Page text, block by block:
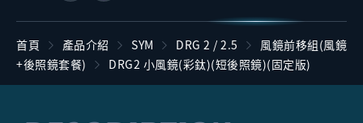
首頁 產品介紹 SYM DRG 2 / 2.5
風鏡前移組(風鏡
+後照鏡套餐)
DRG2 小風鏡(彩鈦)(短後照鏡)(固定版)